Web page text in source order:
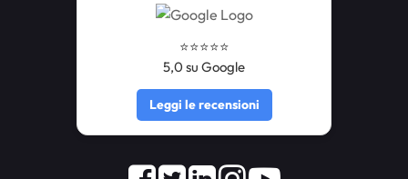
⭐️⭐️⭐️⭐️⭐️
5,0 su Google
Leggi le recensioni
Facebook
TwitterLinkedInInstagram
Youtube